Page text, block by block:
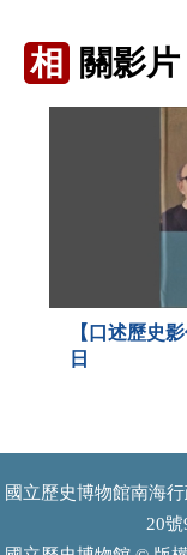
相 關影片
【口述歷史
日
國立歷史博物館南海
20